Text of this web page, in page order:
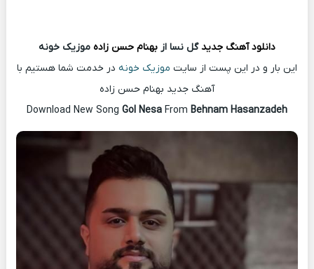
دانلود آهنگ جدیدگل نسا از بهنام حسن زاده موزیک خونه
این بار و در این پست از سایت موزیک خونه در خدمت شما هستیم با
آهنگ جدید بهنام حسن زاده
Download New Song Gol Nesa From Behnam Hasanzadeh